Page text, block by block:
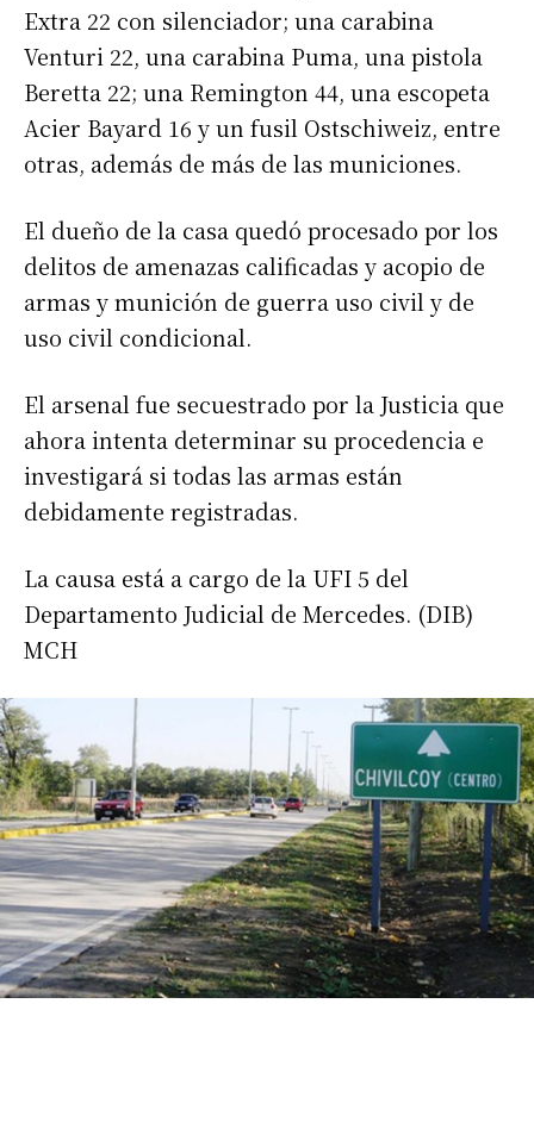
Extra 22 con silenciador; una carabina
Venturi 22, una carabina Puma, una pistola
Beretta 22; una Remington 44, una escopeta
Acier Bayard 16 y un fusil Ostschiweiz, entre
otras, además de más de las municiones.
El dueño de la casa quedó procesado por los
delitos de amenazas calificadas y acopio de
armas y munición de guerra uso civil y de
uso civil condicional.
El arsenal fue secuestrado por la Justicia que
ahora intenta determinar su procedencia e
investigará si todas las armas están
debidamente registradas.
La causa está a cargo de la UFI 5 del
Departamento Judicial de Mercedes. (DIB)
MCH